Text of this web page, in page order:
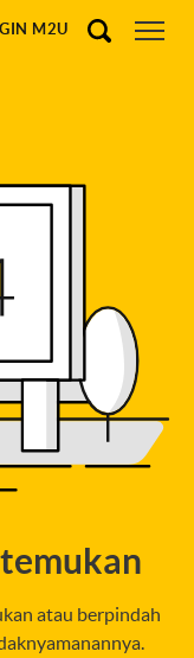
M2U
atau berpindah